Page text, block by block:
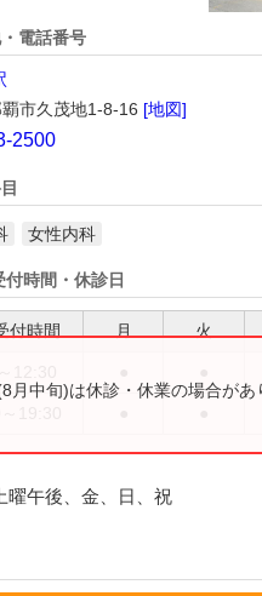
電話番号
市久茂地1-8-16 [地図]
2500
女性内科
付時間・休診日
付時間 月 火
月中旬)は休診・休業の場合があ
曜午後、金、日、祝